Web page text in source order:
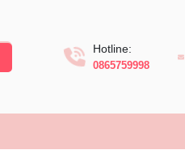
Hotline:
0865759998